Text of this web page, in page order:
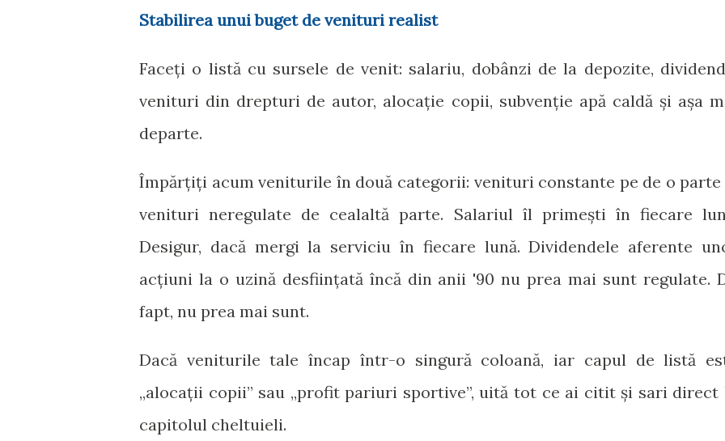
Stabilirea unui buget de venituri realist
Faceți o listă cu sursele de venit: salariu, dobânzi de la depozite,
venituri din drepturi de autor, alocație copii, subvenție apă caldă și așa
departe.
Împărțiți acum veniturile în două categorii: venituri constante pe de o parte
venituri neregulate de cealaltă parte. Salariul îl primești în fiecare
Desigur, dacă mergi la serviciu în fiecare lună. Dividendele aferente
acțiuni la o uzină desființată încă din anii '90 nu prea mai sunt regulate.
fapt, nu prea mai sunt.
Dacă veniturile tale încap într-o singură coloană, iar capul de listă
„alocații copii” sau „profit pariuri sportive”, uită tot ce ai citit și sari direct
capitolul cheltuieli.